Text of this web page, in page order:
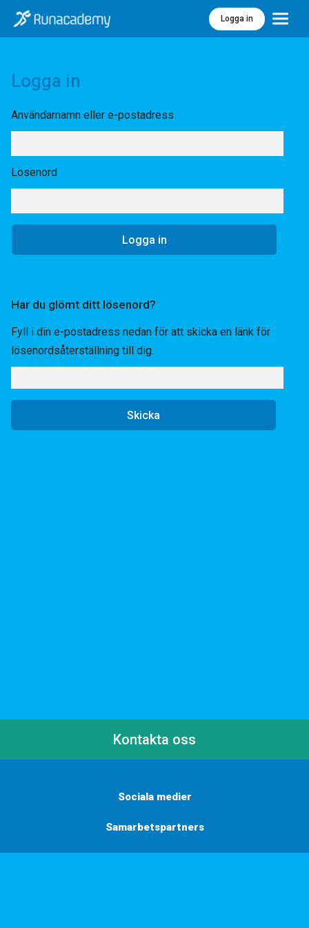
Logga in Meny
Logga in
Användarnamn eller e-postadress
Lösenord
Har du glömt ditt lösenord?
Fyll i din e-postadress nedan för att skicka en länk för
lösenordsåterställning till dig.
Kontakta oss
Sociala medier
Samarbetspartners